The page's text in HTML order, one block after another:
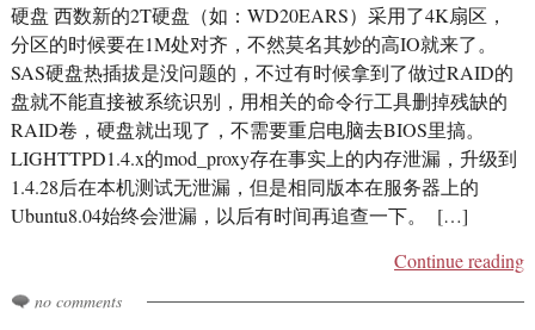
硬盘 西数新的2T硬盘（如：WD20EARS）采用了4K扇区，
分区的时候要在1M处对齐，不然莫名其妙的高IO就来了。
SAS硬盘热插拔是没问题的，不过有时候拿到了做过RAID的
盘就不能直接被系统识别，用相关的命令行工具删掉残缺的
RAID卷，硬盘就出现了，不需要重启电脑去BIOS里搞。
LIGHTTPD1.4.x的mod_proxy存在事实上的内存泄漏，升级到
1.4.28后在本机测试无泄漏，但是相同版本在服务器上的
Ubuntu8.04始终会泄漏，以后有时间再追查一下。 […]
Continue reading
no comments